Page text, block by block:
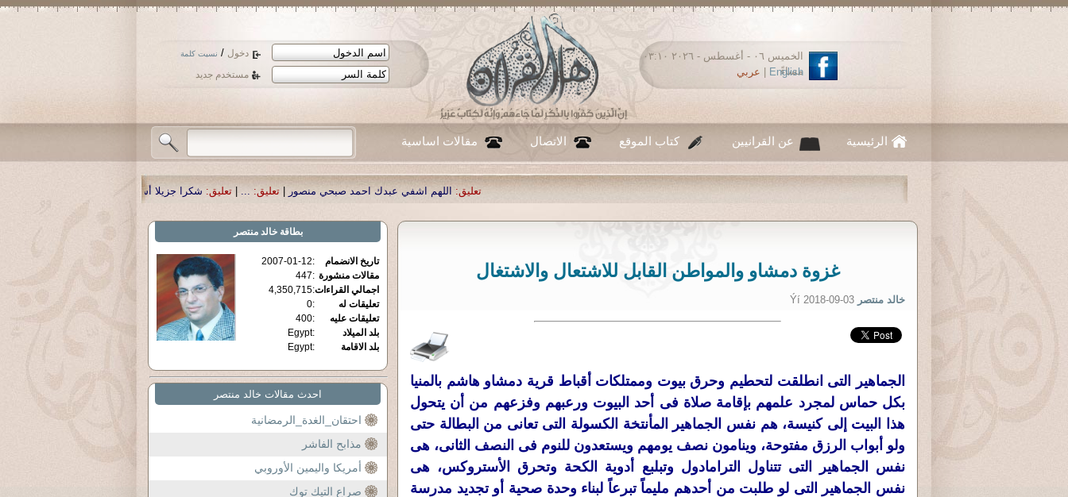
دخول / نسيت كلمة
مستخدم جديد
الخميس ٠٦ - أغسطس - ٢٠٢٦ ٠٣:١٠
مساءً
English عربي
الرئيسية عن القرانيين كتاب الموقع الاتصال مقالات اساسية
اللهم اشفي عبدك احمد صبحي منصور|تعليق: ...
|تعليق: شكرا جزيلا أستاذ حمد الحمد .أكرمكم الله .
غزوة دمشاو والمواطن القابل للاشتعال والاشتغال
خالد منتصر Ýí 2018-09-03
الجماهير التى انطلقت لتحطيم وحرق بيوت وممتلكات أقباط قرية دمشاو هاشم بالمنيا
بكل حماس لمجرد علمهم بإقامة صلاة فى أحد البيوت ورعبهم وفزعهم من أن يتحول
هذا البيت إلى كنيسة، هم نفس الجماهير المأنتخة الكسولة التى تعانى من البطالة حتى
ولو أبواب الرزق مفتوحة، وينامون نصف يومهم ويستعدون للنوم فى النصف الثانى، هى
نفس الجماهير التى تتناول الترامادول وتبلبع أدوية الكحة وتحرق الأستروكس، هى
نفس الجماهير التى لو طلبت من أحدهم مليماً تبرعاً لبناء وحدة صحية أو تجديد مدرسة
بطاقةخالد منتصر
تاريخ الانضمام :
2007-01-12
مقالات منشورة :
447
اجمالي القراءات:
4,350,715
تعليقات له
:
0
تعليقات عليه
:
400
بلد الميلاد
:
Egypt
بلد الاقامة
:
Egypt
احدث مقالات خالد منتصر
احتقان_الغدة_الرمضانية
مذابح الفاشر
أمريكا واليمين الأوروبي
صراع التيك توك